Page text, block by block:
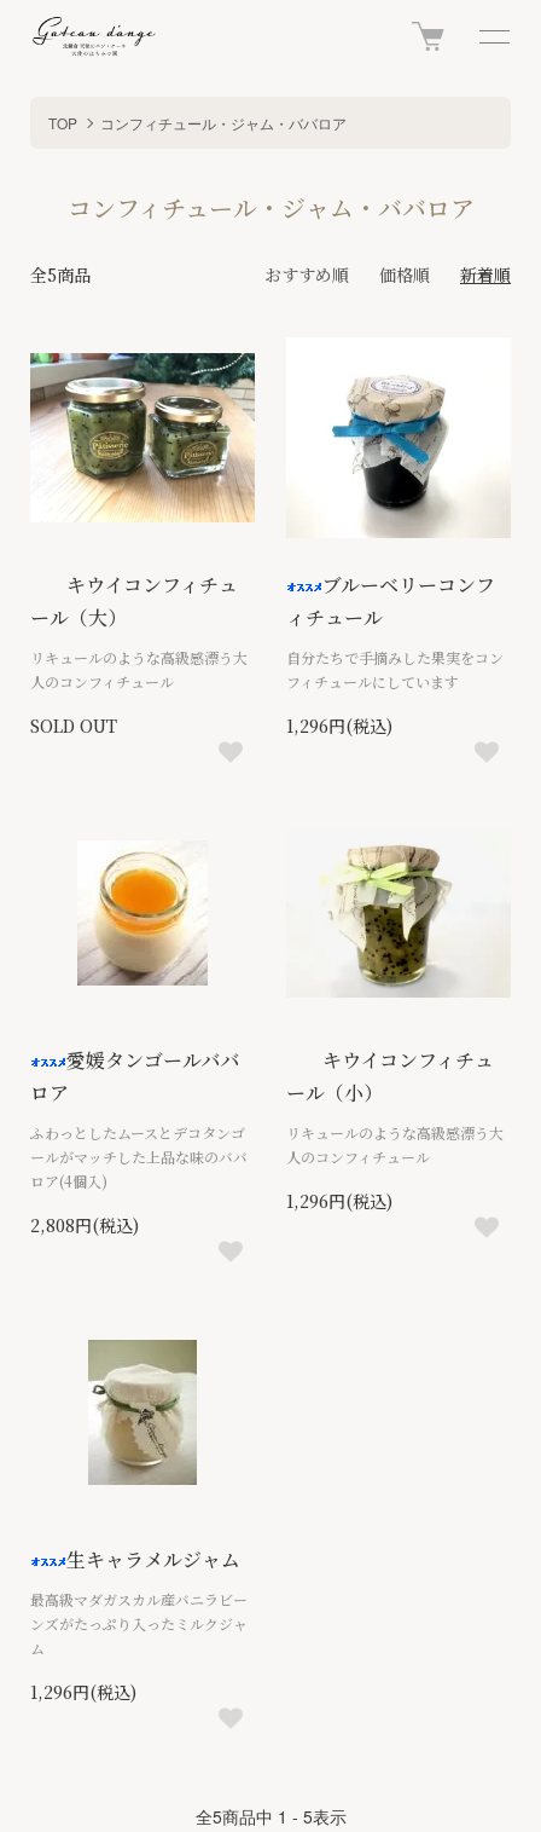
TOP コンフィチュール・ジャム・ババロア
コンフィチュール・ジャム・ババロア
全5商品 おすすめ順 価格順 新着順
キウイコンフィチュ
ール（大）
リキュールのような高級感漂う大
人のコンフィチュール
SOLD OUT
ブルーベリーコンフ
ィチュール
自分たちで手摘みした果実をコン
フィチュールにしています
1,296円(税込)
愛媛タンゴールババ
ロア
ふわっとしたムースとデコタンゴ
ールがマッチした上品な味のババ
ロア(4個入)
2,808円(税込)
キウイコンフィチュ
ール（小）
リキュールのような高級感漂う大
人のコンフィチュール
1,296円(税込)
生キャラメルジャム
最高級マダガスカル産バニラビー
ンズがたっぷり入ったミルクジャ
ム
1,296円(税込)
全5商品中 1 - 5表示